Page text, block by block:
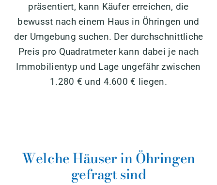
präsentiert, kann Käufer erreichen, die
bewusst nach einem Haus in Öhringen und
der Umgebung suchen. Der durchschnittliche
Preis pro Quadratmeter kann dabei je nach
Immobilientyp und Lage ungefähr zwischen
1.280 € und 4.600 € liegen.
Welche Häuser in Öhringen
gefragt sind